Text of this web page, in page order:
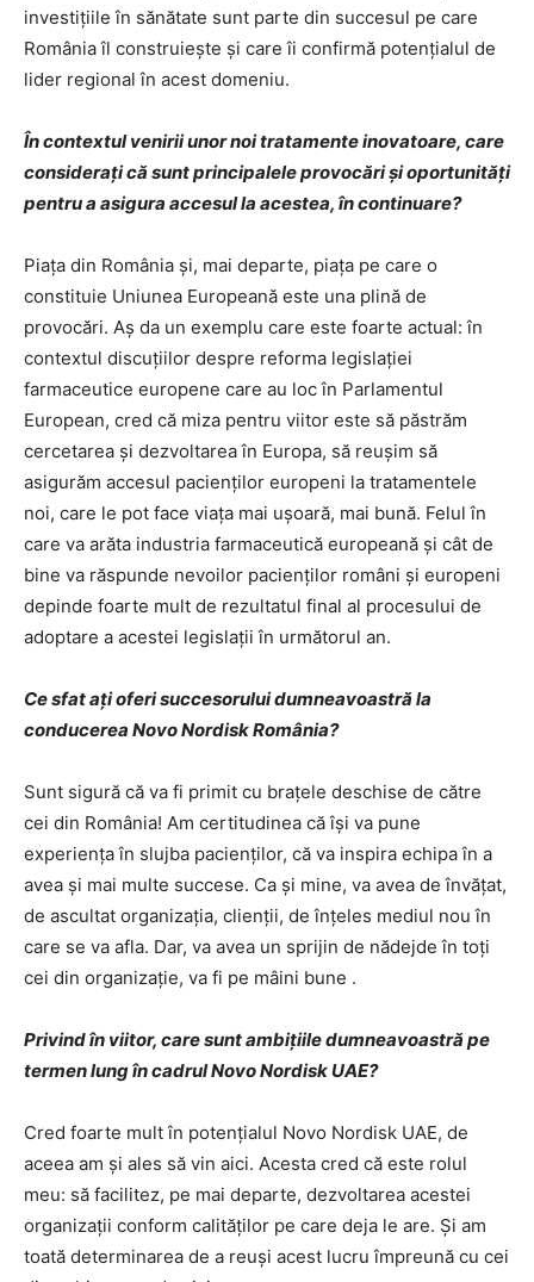
investiţiile în sănătate sunt parte din succesul pe care
România îl construieşte şi care îi confirmă potenţialul de
lider regional în acest domeniu.
În contextul venirii unor noi tratamente inovatoare, care
consideraţi că sunt principalele provocări şi oportunităţi
pentru a asigura accesul la acestea, în continuare?
Piaţa din România şi, mai departe, piaţa pe care o
constituie Uniunea Europeană este una plină de
provocări. Aş da un exemplu care este foarte actual: în
contextul discuţiilor despre reforma legislaţiei
farmaceutice europene care au loc în Parlamentul
European, cred că miza pentru viitor este să păstrăm
cercetarea şi dezvoltarea în Europa, să reuşim să
asigurăm accesul pacienţilor europeni la tratamentele
noi, care le pot face viaţa mai uşoară, mai bună. Felul în
care va arăta industria farmaceutică europeană şi cât de
bine va răspunde nevoilor pacienţilor români şi europeni
depinde foarte mult de rezultatul final al procesului de
adoptare a acestei legislaţii în următorul an.
Ce sfat aţi oferi succesorului dumneavoastră la
conducerea Novo Nordisk România?
Sunt sigură că va fi primit cu braţele deschise de către
cei din România! Am certitudinea că îşi va pune
experienţa în slujba pacienţilor, că va inspira echipa în a
avea şi mai multe succese. Ca şi mine, va avea de învăţat,
de ascultat organizaţia, clienţii, de înţeles mediul nou în
care se va afla. Dar, va avea un sprijin de nădejde în toţi
cei din organizaţie, va fi pe mâini bune .
Privind în viitor, care sunt ambiţiile dumneavoastră pe
termen lung în cadrul Novo Nordisk UAE?
Cred foarte mult în potenţialul Novo Nordisk UAE, de
aceea am şi ales să vin aici. Acesta cred că este rolul
meu: să facilitez, pe mai departe, dezvoltarea acestei
organizaţii conform calităţilor pe care deja le are. Şi am
toată determinarea de a reuşi acest lucru împreună cu cei